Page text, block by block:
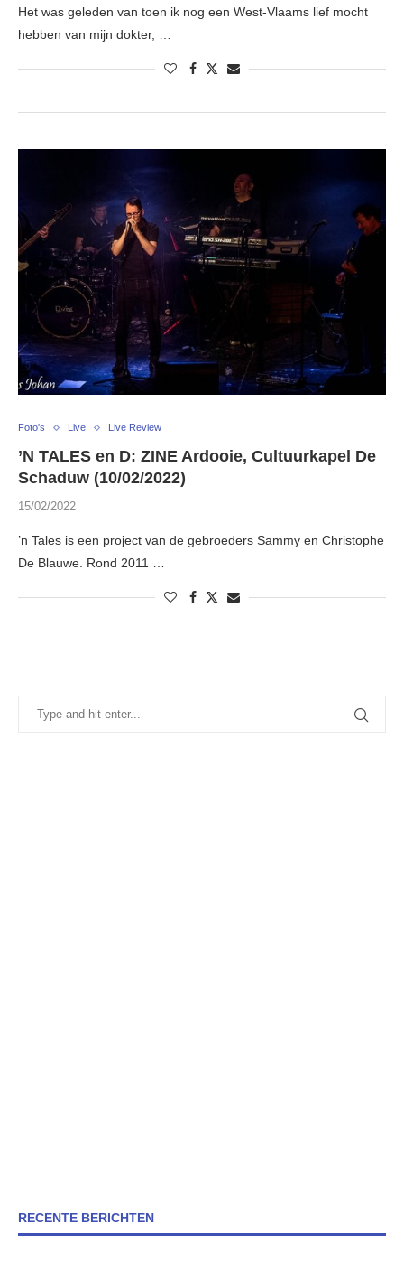
Het was geleden van toen ik nog een West-Vlaams lief mocht
hebben van mijn dokter, …
Foto's Live Live Review
’N TALES en D: ZINE Ardooie, Cultuurkapel De
Schaduw (10/02/2022)
15/02/2022
’n Tales is een project van de gebroeders Sammy en Christophe
De Blauwe. Rond 2011 …
RECENTE BERICHTEN